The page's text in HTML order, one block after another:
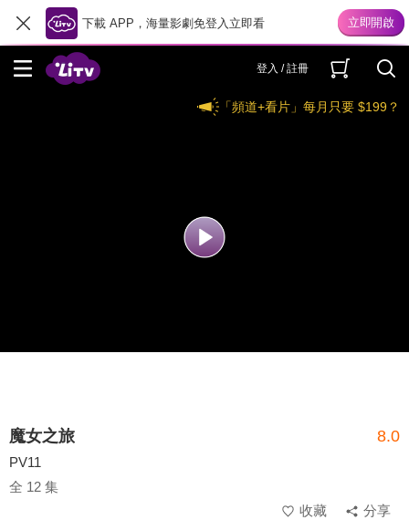
下載 APP，海量影劇免登入立即看
登入 / 註冊
「頻道+看片」每月只要 $199？
魔女之旅 8.0
PV11
全 12 集
收藏
分享